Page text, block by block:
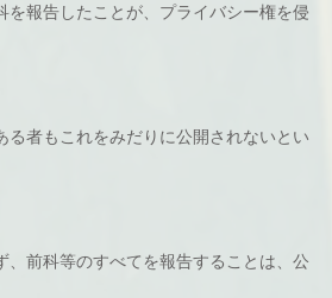
報告したことが、プライバシー権を侵
る者もこれをみだりに公開されないとい
、前科等のすべてを報告することは、公